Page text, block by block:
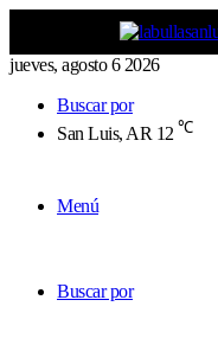
jueves, agosto 6 2026
Buscar por
San Luis, AR 12 ℃
Menú
Buscar por